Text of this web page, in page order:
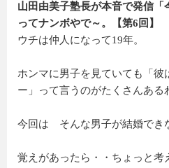
山田由美子塾長が本音で発信
ってナンボやで～。【第6回】
ウチは仲人になって19年。
ホンマに男子を見ていても「彼
ー」って言うのがたくさんある
今回は そんな男子が結婚でき
覚えがあったら・・ちょっと考